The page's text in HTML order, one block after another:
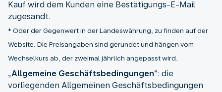
Kauf wird dem Kunden eine Bestätigungs-E-Mail
* Oder der Gegenwert in der Landeswährung, zu finden auf der
Website. Die Preisangaben sind gerundet und hängen vom
Wechselkurs ab, der zweimal jährlich angepasst wird.
„Allgemeine Geschäftsbedingungen“: die
vorliegenden Allgemeinen Geschäftsbedingungen